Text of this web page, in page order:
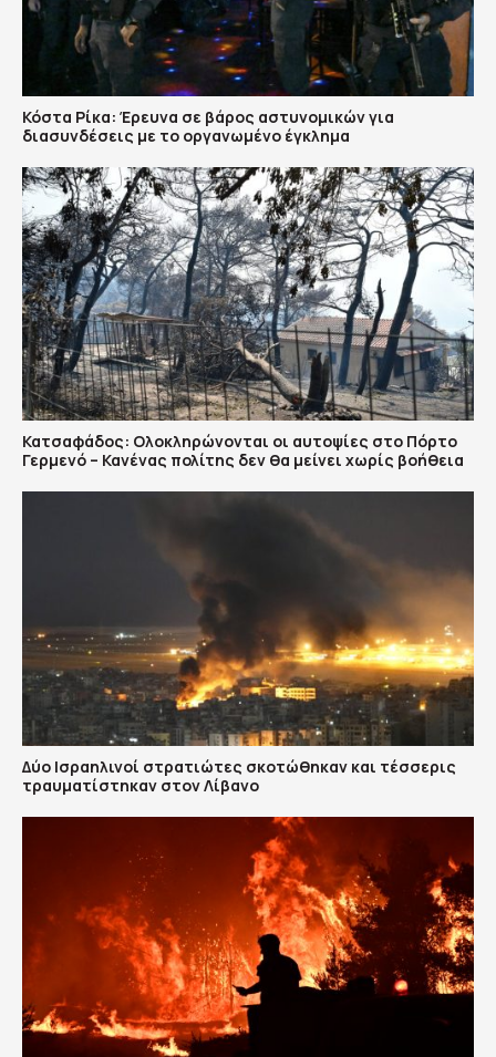
Κόστα Ρίκα: Έρευνα σε βάρος αστυνομικών για
διασυνδέσεις με το οργανωμένο έγκλημα
Κατσαφάδος: Ολοκληρώνονται οι αυτοψίες στο Πόρτο
Γερμενό – Κανένας πολίτης δεν θα μείνει χωρίς βοήθεια
Δύο Ισραηλινοί στρατιώτες σκοτώθηκαν και τέσσερις
τραυματίστηκαν στον Λίβανο